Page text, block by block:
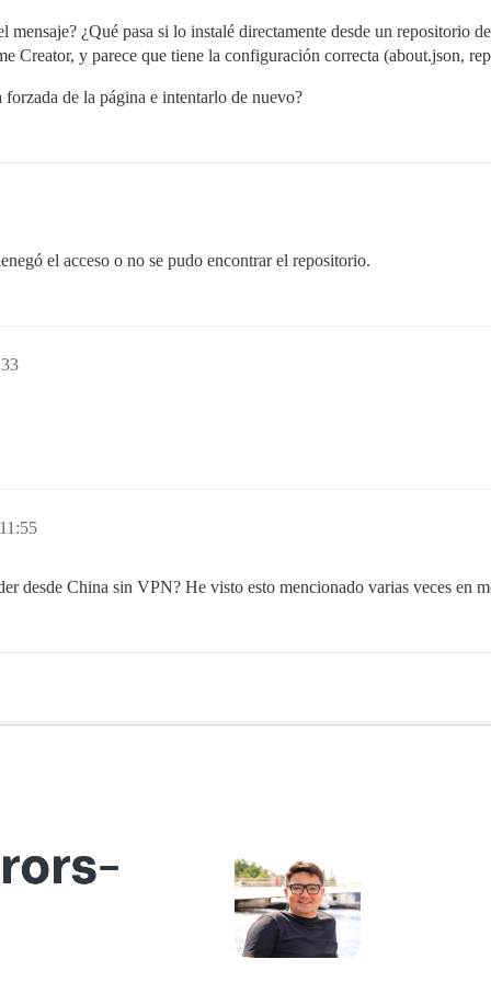
mensaje? ¿Qué pasa si lo instalé directamente desde un repositorio
Creator, y parece que tiene la configuración correcta (about.json,
de la página e intentarlo de nuevo?
el acceso o no se pudo encontrar el repositorio.
desde China sin VPN? He visto esto mencionado varias veces en